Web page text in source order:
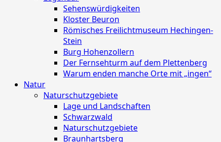
Sehenswürdigkeiten
Kloster Beuron
Römisches Freilichtmuseum Hechingen-
Stein
Burg Hohenzollern
Der Fernsehturm auf dem Plettenberg
Warum enden manche Orte mit „ingen“
Natur
Naturschutzgebiete
Lage und Landschaften
Schwarzwald
Naturschutzgebiete
Braunhartsberg